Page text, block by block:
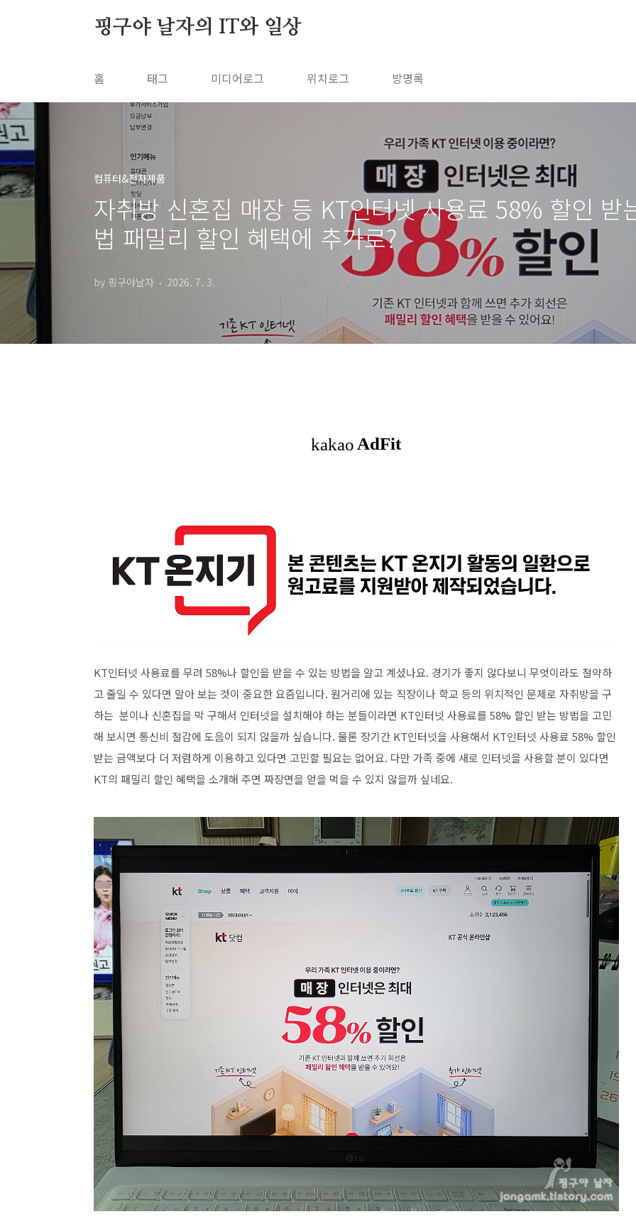
핑구야 날자의 IT와 일상
홈 태그 미디어로그 위치로그 방명록
컴퓨터&전자제품
자취방 신혼집 매장 등 KT인터넷 사용료 58% 할인 받
법 패밀리 할인 혜택에 추가로?
by 핑구야날자 2026. 7. 3.
KT인터넷 사용료를 무려 58%나 할인을 받을 수 있는 방법을 알고 계셨나요. 경기가 좋지 않다보니 무엇이라도 절약하
고 줄일 수 있다면 알아 보는 것이 중요한 요즘입니다. 원거리에 있는 직장이나 학교 등의 위치적인 문제로 자취방을 구
하는 분이나 신혼집을 막 구해서 인터넷을 설치해야 하는 분들이라면 KT인터넷 사용료를 58% 할인 받는 방법을 고민
해 보시면 통신비 절감에 도음이 되지 않을까 싶습니다. 물론 장기간 KT인터넷을 사용해서 KT인터넷 사용료 58% 할인
받는 금액보다 더 저렴하게 이용하고 있다면 고민할 필요는 없어요. 다만 가족 중에 새로 인터넷을 사용할 분이 있다면
KT의 패밀리 할인 혜택을 소개해 주면 짜장면을 얻을 먹을 수 있지 않을까 싶네요.